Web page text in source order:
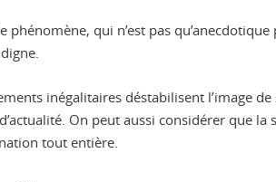
phénomène, qui n’est pas
inégalitaires déstabilisent l’image
On peut aussi considérer que
tout entière.